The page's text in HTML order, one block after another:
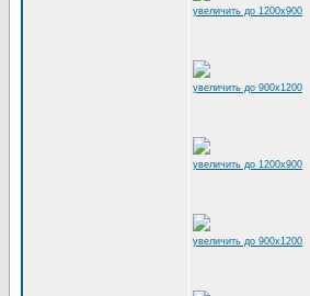
увеличить до 1200x900
увеличить до 900x1200
увеличить до 1200x900
увеличить до 900x1200